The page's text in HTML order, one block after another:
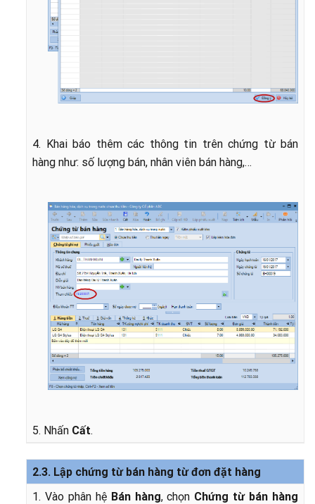
4. Khai báo thêm các thông tin trên chứng từ bán
hàng như: số lượng bán, nhân viên bán hàng,…
5. Nhấn Cất.
2.3. Lập chứng từ bán hàng từ đơn đặt hàng
1. Vào phân hệBán hàng, chọn Chứng từ bán hàng